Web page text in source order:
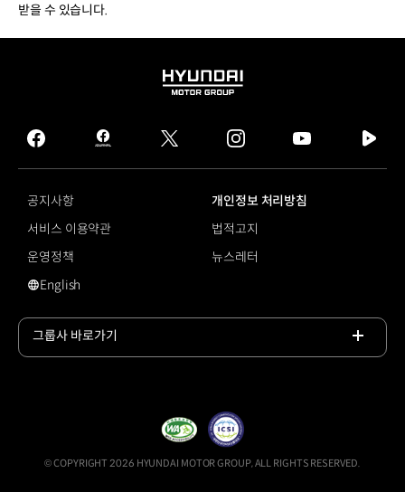
받을 수 있습니다.
HYUNDAI
GROUP
facebook
hmg
journal
twitter instagram
tv
공지사항
개인정보 처리방침
서비스 이용약관
법적고지
운영정책
뉴스레터
영문 사이트로 이동
English
그룹사 바로가기
© COPYRIGHT 2026 HYUNDAI MOTOR GROUP, ALL RIGHTS RESERVED.